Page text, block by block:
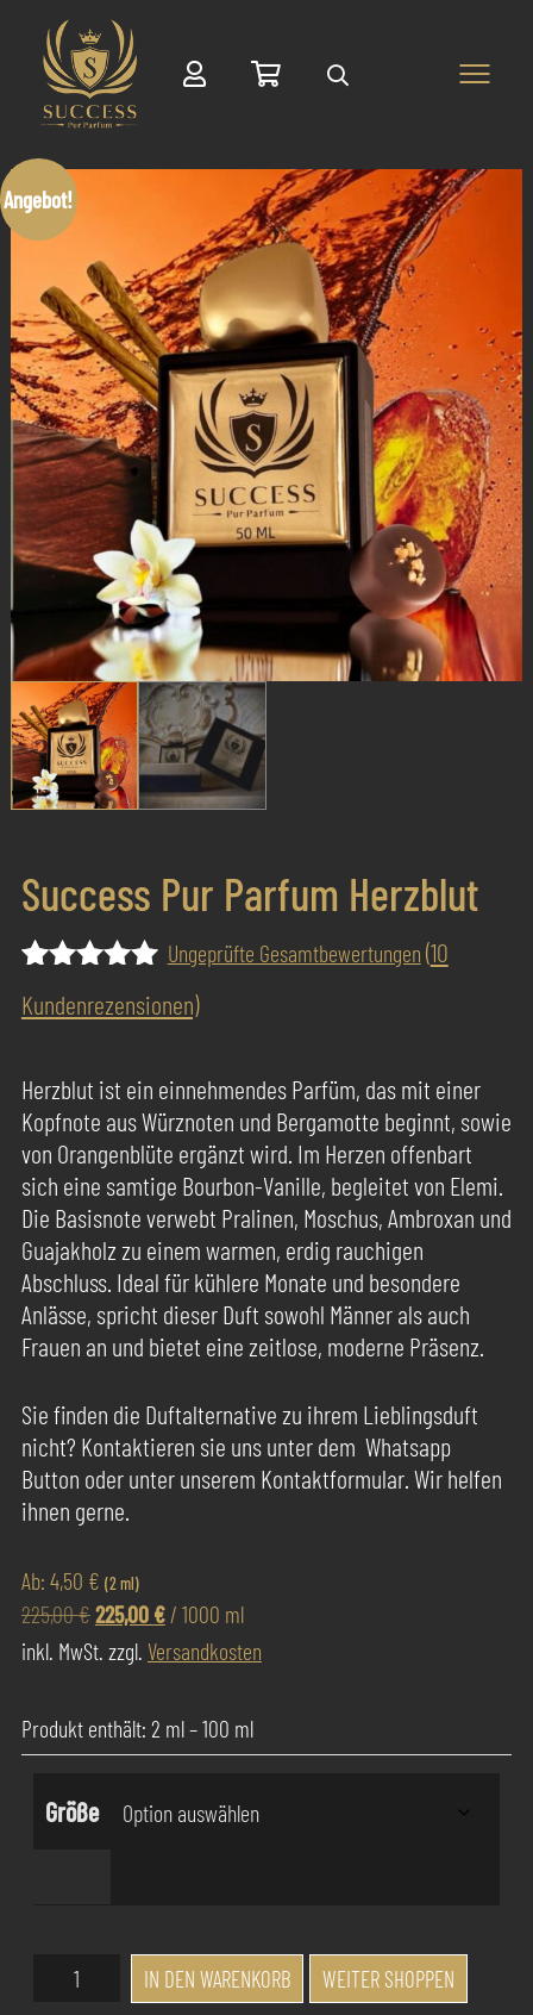
Suche
Angebot!
Success Pur Parfum Herzblut
Bewertet
mit4.90
auf
10
Kundenbewertungen
Ungeprüfte Gesamtbewertungen (10
Kundenrezensionen)
Herzblut ist ein einnehmendes Parfüm, das mit einer
Kopfnote aus Würznoten und Bergamotte beginnt, sowie
von Orangenblüte ergänzt wird. Im Herzen offenbart
sich eine samtige Bourbon-Vanille, begleitet von Elemi.
Die Basisnote verwebt Pralinen, Moschus, Ambroxan und
Guajakholz zu einem warmen, erdig rauchigen
Abschluss. Ideal für kühlere Monate und besondere
Anlässe, spricht dieser Duft sowohl Männer als auch
Frauen an und bietet eine zeitlose, moderne Präsenz.
Sie finden die Duftalternative zu ihrem Lieblingsduft
nicht? Kontaktieren sie uns unter dem Whatsapp
Button oder unter unserem Kontaktformular. Wir helfen
ihnen gerne.
Ab: 4,50 € (2 ml)
225,00€Ursprünglicher
war:
225,00 €Aktueller
ist:
/ 1000 ml
inkl. MwSt. zzgl. Versandkosten
Produkt enthält: 2 ml– 100 ml
Größe
Success
IN DEN WARENKORB WEITER SHOPPEN